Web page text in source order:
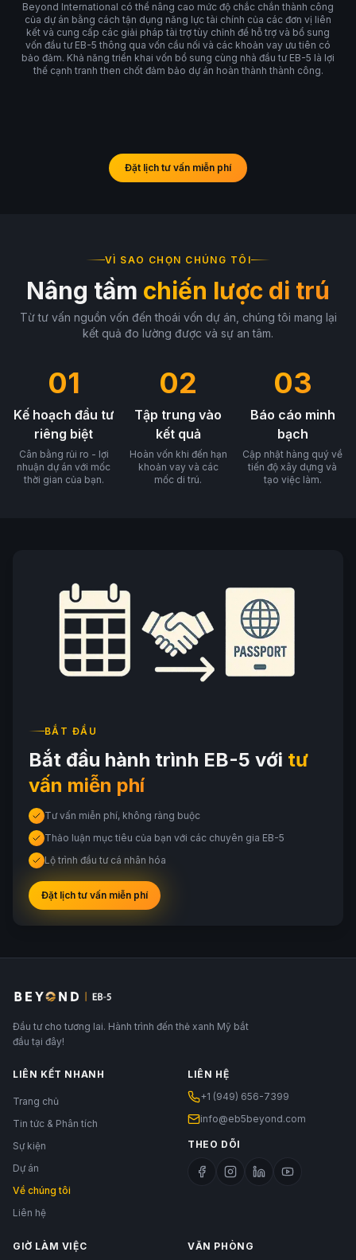
Beyond International có thể nâng cao mức độ chắc chắn thành công
của dự án bằng cách tận dụng năng lực tài chính của các đơn vị liên
kết và cung cấp các giải pháp tài trợ tùy chỉnh để hỗ trợ và bổ sung
vốn đầu tư EB-5 thông qua vốn cầu nối và các khoản vay ưu tiên có
bảo đảm. Khả năng triển khai vốn bổ sung cùng nhà đầu tư EB-5 là lợi
thế cạnh tranh then chốt đảm bảo dự án hoàn thành thành công.
Đặt lịch tư vấn miễn phí
VÌ SAO CHỌN CHÚNG TÔI
Nâng tầm chiến lược di trú
Từ tư vấn nguồn vốn đến thoái vốn dự án, chúng tôi mang lại
kết quả đo lường được và sự an tâm.
01
Kế hoạch đầu tư
riêng biệt
Cân bằng rủi ro - lợi
nhuận dự án với mốc
thời gian của bạn.
02
Tập trung vào
kết quả
Hoàn vốn khi đến hạn
khoản vay và các
mốc di trú.
03
Báo cáo minh
bạch
Cập nhật hàng quý về
tiến độ xây dựng và
tạo việc làm.
BẮT ĐẦU
Bắt đầu hành trình EB-5 với tư
vấn miễn phí
Tư vấn miễn phí, không ràng buộc
Thảo luận mục tiêu của bạn với các chuyên gia EB-5
Lộ trình đầu tư cá nhân hóa
Đặt lịch tư vấn miễn phí
Đầu tư cho tương lai. Hành trình đến thẻ xanh Mỹ bắt
đầu tại đây!
LIÊN KẾT NHANH
Trang chủ
Tin tức & Phân tích
Sự kiện
Dự án
Về chúng tôi
Liên hệ
LIÊN HỆ
+1 (949) 656-7399
info@eb5beyond.com
THEO DÕI
GIỜ LÀM VIỆC VĂN PHÒNG